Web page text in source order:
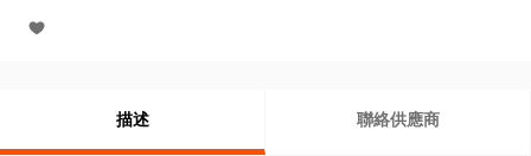
描述 聯絡供應商